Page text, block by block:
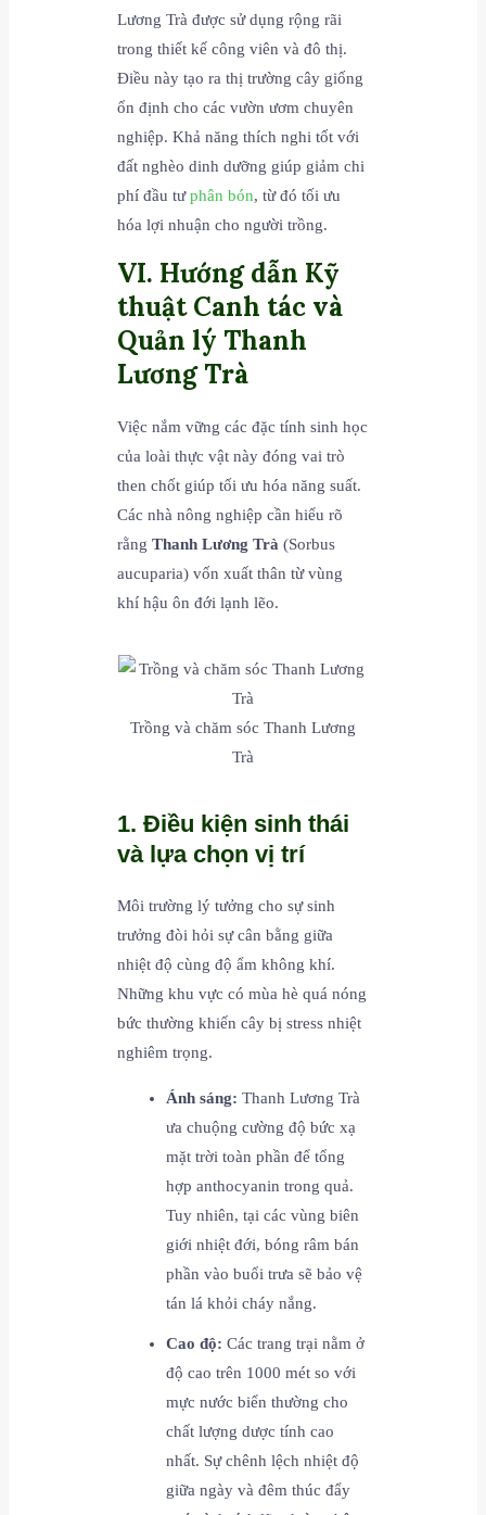
Lương Trà được sử dụng rộng rãi
trong thiết kế công viên và đô thị.
Điều này tạo ra thị trường cây giống
ổn định cho các vườn ươm chuyên
nghiệp. Khả năng thích nghi tốt với
đất nghèo dinh dưỡng giúp giảm chi
phí đầu tưphân bón, từ đó tối ưu
hóa lợi nhuận cho người trồng.
VI. Hướng dẫn Kỹ
thuật Canh tác và
Quản lý Thanh
Lương Trà
Việc nắm vững các đặc tính sinh học
của loài thực vật này đóng vai trò
then chốt giúp tối ưu hóa năng suất.
Các nhà nông nghiệp cần hiểu rõ
rằngThanh Lương Trà (Sorbus
aucuparia) vốn xuất thân từ vùng
khí hậu ôn đới lạnh lẽo.
Trồng và chăm sóc Thanh Lương
Trà
1. Điều kiện sinh thái
và lựa chọn vị trí
Môi trường lý tưởng cho sự sinh
trưởng đòi hỏi sự cân bằng giữa
nhiệt độ cùng độ ẩm không khí.
Những khu vực có mùa hè quá nóng
bức thường khiến cây bị stress nhiệt
nghiêm trọng.
Ánh sáng: Thanh Lương Trà
ưa chuộng cường độ bức xạ
mặt trời toàn phần để tổng
hợp anthocyanin trong quả.
Tuy nhiên, tại các vùng biên
giới nhiệt đới, bóng râm bán
phần vào buổi trưa sẽ bảo vệ
tán lá khỏi cháy nắng.
Cao độ: Các trang trại nằm ở
độ cao trên 1000 mét so với
mực nước biển thường cho
chất lượng dược tính cao
nhất. Sự chênh lệch nhiệt độ
giữa ngày và đêm thúc đẩy